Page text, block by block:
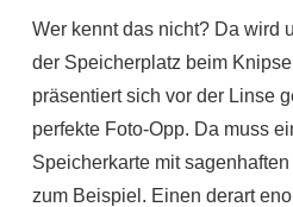
Wer kennt das nicht? Da wird
der Speicherplatz beim
präsentiert sich vor der Linse
perfekte Foto-Opp. Da muss
Speicherkarte mit
zum Beispiel. Einen derart